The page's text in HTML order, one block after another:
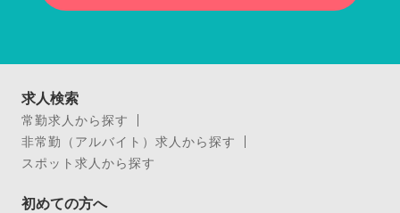
求人検索
常勤求人から探す
非常勤（アルバイト）求人から探す
スポット求人から探す
初めての方へ